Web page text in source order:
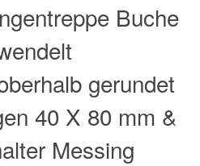
Buche
gerundet
40 X 80 mm &
Messing